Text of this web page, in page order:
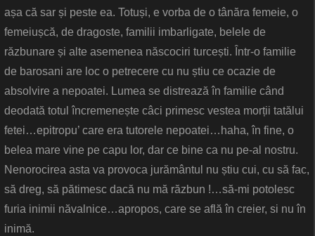
așa că sar și peste ea. Totuși, e vorba de o tânăra femeie, o
femeiușcă, de dragoste, familii imbarligate, belele de
răzbunare și alte asemenea născociri turcești. Într-o familie
de barosani are loc o petrecere cu nu știu ce ocazie de
absolvire a nepoatei. Lumea se distrează în familie când
deodată totul încremenește câci primesc vestea morții tatălui
fetei…epitropu’ care era tutorele nepoatei…haha, în fine, o
belea mare vine pe capu lor, dar ce bine ca nu pe-al nostru.
Nenorocirea asta va provoca jurământul nu știu cui, cu să fac,
să dreg, să pătimesc dacă nu mă răzbun !…să-mi potolesc
furia inimii năvalnice…apropos, care se află în creier, si nu în
inimă.